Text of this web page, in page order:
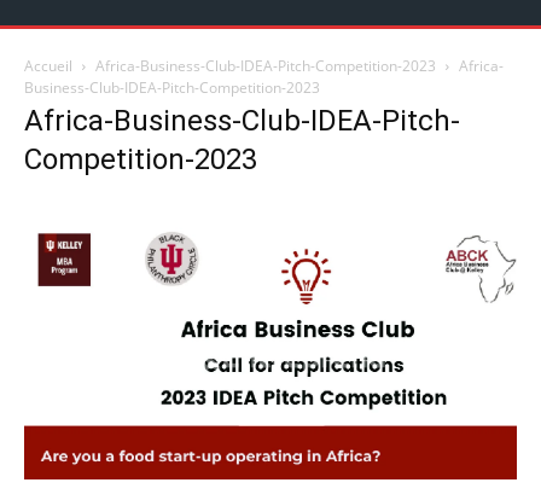
Accueil Africa-Business-Club-IDEA-Pitch-Competition-2023
Africa-
Business-Club-IDEA-Pitch-Competition-2023
Africa-Business-Club-IDEA-Pitch-
Competition-2023